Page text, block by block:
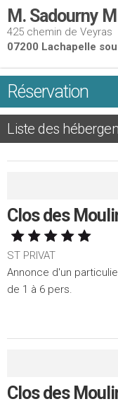
M. Sadourny
425 chemin de Veyras
07200 Lachapelle
Réservation
Liste des
Clos des
ST PRIVAT
Annonce d'un
de 1 à 6 pers.
Clos des